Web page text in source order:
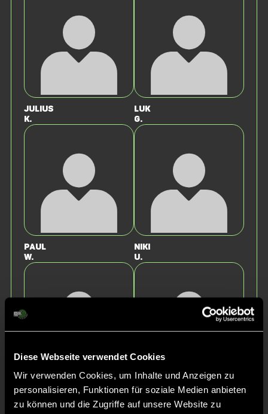
Diese Webseite verwendet Cookies
Wir verwenden Cookies, um Inhalte und Anzeigen zu
personalisieren, Funktionen für soziale Medien anbieten
zu können und die Zugriffe auf unsere Website zu
Julius
K.
Luk
G.
Paul
W.
Niki
U.
U.
Nikolas
A.